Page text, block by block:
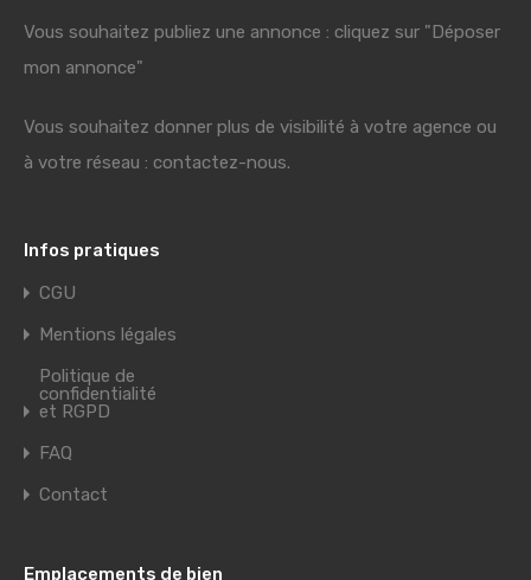
Vous souhaitez publiez une annonce : cliquez sur "Déposer
mon annonce"
Vous souhaitez donner plus de visibilité à votre agence ou
à votre réseau : contactez-nous.
Infos pratiques
CGU
Mentions légales
Politique de
confidentialité
et RGPD
FAQ
Contact
Emplacements de bien